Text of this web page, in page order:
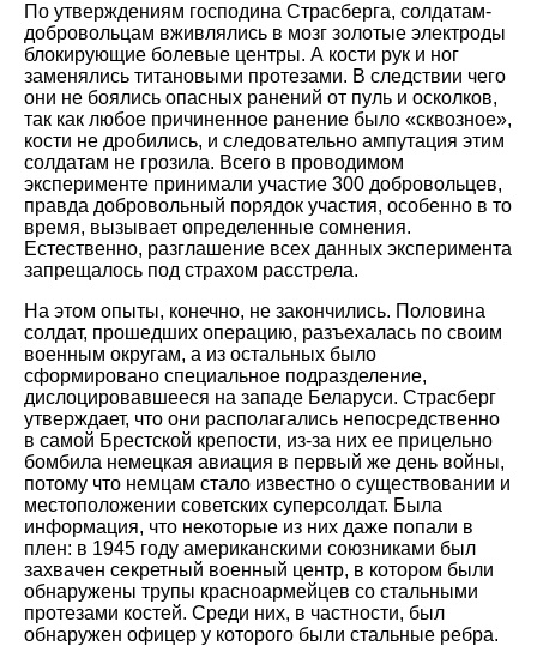
По утверждениям господина Страсберга, солдатам-
добровольцам вживлялись в мозг золотые электроды
блокирующие болевые центры. А кости рук и ног
заменялись титановыми протезами. В следствии чего
они не боялись опасных ранений от пуль и осколков,
так как любое причиненное ранение было «сквозное»,
кости не дробились, и следовательно ампутация этим
солдатам не грозила. Всего в проводимом
эксперименте принимали участие 300 добровольцев,
правда добровольный порядок участия, особенно в то
время, вызывает определенные сомнения.
Естественно, разглашение всех данных эксперимента
запрещалось под страхом расстрела.
На этом опыты, конечно, не закончились. Половина
солдат, прошедших операцию, разъехалась по своим
военным округам, а из остальных было
сформировано специальное подразделение,
дислоцировавшееся на западе Беларуси. Страсберг
утверждает, что они располагались непосредственно
в самой Брестской крепости, из-за них ее прицельно
бомбила немецкая авиация в первый же день войны,
потому что немцам стало известно о существовании и
местоположении советских суперсолдат. Была
информация, что некоторые из них даже попали в
плен: в 1945 году американскими союзниками был
захвачен секретный военный центр, в котором были
обнаружены трупы красноармейцев со стальными
протезами костей. Среди них, в частности, был
обнаружен офицер у которого были стальные ребра.